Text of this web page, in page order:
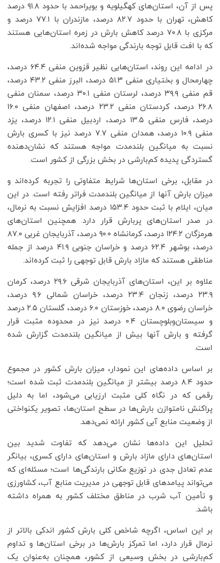
پس از آن، استان‌های کهگیلویه و بویراحمد با حدود ۹۱.۸ درصد
کاهش، تهران با حدود ۸۲.۷ درصد، مازندران با ۷۷.۱ درصد و
مرکزی با ۷۰.۸ درصد کاهش بارش در زمره استان‌هایی هستند
که با افت قابل توجه بارندگی مواجه شده‌اند.
در ادامه این روند، استان‌هایی نظیر قزوین منفی ۶۴.۴ درصد،
چهارمحال و بختیاری منفی ۵۱.۳ درصد، البرز منفی ۴۳.۲ درصد،
قم منفی ۳۹.۹ درصد، لرستان منفی ۳۰.۱ درصد، سمنان منفی
۲۶.۸ درصد، کردستان منفی ۲۳.۲ درصد، اصفهان منفی ۱۶.۰
درصد، فارس منفی ۱۳.۵ درصد، اردبیل منفی ۱۲.۱ درصد، یزد
منفی ۱۰.۹ درصد، همدان منفی ۷.۷ درصد نیز با کسری بارش
نسبت به میانگین بلندمدت مواجه هستند که نشان‌دهنده
گستردگی پدیده کم‌بارشی در بخش بزرگی از کشور است.
در مقابل، برخی استان‌ها شرایط متفاوتی را تجربه کرده‌اند و
میزان بارش آنها از میانگین بلندمدت فراتر رفته است. در این
میان، ایلام با ثبت حدود ۱۵۳.۴ درصد افزایش نسبت به نرمال،
در صدر استان‌های پربارش قرار دارد. همچنین استان‌های
هرمزگان ۱۲۴.۲ درصد، کرمانشاه ۹۰.۰ درصد، آذربایجان غربی ۸۷.۰
درصد، بوشهر ۶۲.۴ درصد و خراسان جنوبی ۴۱.۹ درصد از جمله
مناطقی هستند که مازاد بارش قابل توجهی را ثبت کرده‌اند.
علاوه بر این، استان‌های آذربایجان شرقی ۲۹.۶ درصد، کرمان
۲۳.۹ درصد، زنجان ۲۳.۴ درصد، خراسان شمالی ۹.۶ درصد،
خراسان رضوی ۸.۰ درصد، خوزستان ۶.۰ درصد، گلستان ۲.۵ درصد
و سیستان‌وبلوچستان ۰.۴ درصد نیز در محدوده مثبت قرار
گرفته و بارش آنها بیش از میانگین بلندمدت گزارش شده
است.
بر اساس داده‌های این نمودار، میزان بارش کشور در مجموع
حدود ۸.۴ درصد بیشتر از میانگین بلندمدت ثبت شده است؛
رقمی که در نگاه کلی مثبت ارزیابی می‌شود، اما به دلیل
پراکنش نامتوازن بارش‌ها در سطح استان‌ها، تصویر یکنواختی
از وضعیت منابع آبی کشور ارائه نمی‌دهد.
تحلیل این داده‌ها نشان می‌دهد که تفاوت شدید بین
استان‌های دارای مازاد بارش و استان‌های دارای کسری، بیانگر
عدم تعادل جدی در توزیع مکانی بارندگی‌ها است؛ مسئله‌ای که
می‌تواند پیامدهای قابل توجهی در مدیریت منابع آب، کشاورزی
و تأمین آب شرب در مناطق مختلف کشور به همراه داشته
باشد.
بر این اساس، اگرچه شاخص کلی بارش کشور اندکی بالاتر از
نرمال قرار دارد، اما تمرکز بارش‌ها در برخی استان‌ها و تداوم
کم‌بارشی در بخش وسیعی از کشور، همچنان به‌عنوان یک